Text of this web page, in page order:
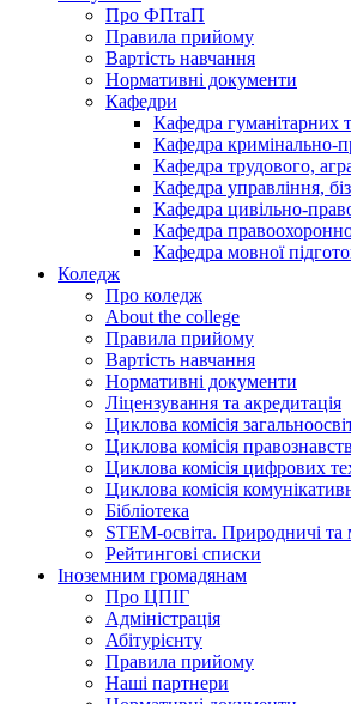
Про ФПтаП
Правила прийому
Вартість навчання
Нормативні документи
Кафедри
Кафедра гуманітарних
Кафедра кримінально-
Кафедра трудового,
Кафедра управління,
Кафедра цивільно-
Кафедра
Кафедра мовної
Коледж
Про коледж
About the college
Правила прийому
Вартість навчання
Нормативні документи
Ліцензування та акредитація
Циклова комісія
Циклова комісія
Циклова комісія цифрових
Циклова комісія
Бібліотека
STEM-освіта. Природничі та
Рейтингові списки
Іноземним громадянам
Про ЦПІГ
Адміністрація
Абітурієнту
Правила прийому
Наші партнери